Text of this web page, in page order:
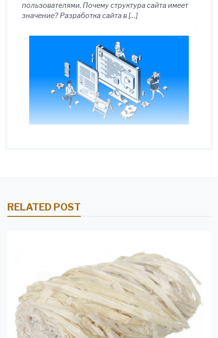
пользователями. Почему структура сайта имеет
значение? Разработка сайта в […]
RELATED POST